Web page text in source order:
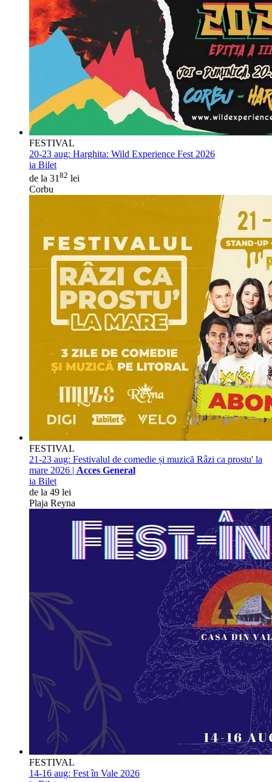
FESTIVAL
20-23 aug: Harghita: Wild Experience Fest 2026
ia Bilet
de la 31 82 lei
Corbu
FESTIVAL
21-23 aug: Festivalul de comedie și muzică Râzi ca prostu' la
mare 2026 | Acces General
ia Bilet
de la 49 lei
Plaja Reyna
FESTIVAL
14-16 aug: Fest în Vale 2026